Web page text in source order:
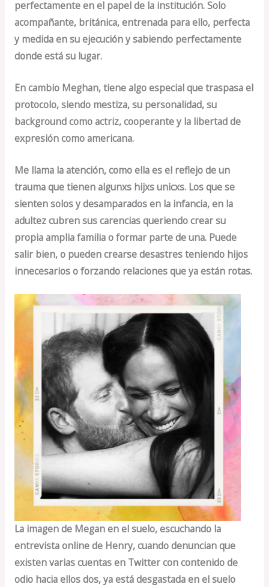
perfectamente en el papel de la institución. Solo
acompañante, británica, entrenada para ello, perfecta
y medida en su ejecución y sabiendo perfectamente
donde está su lugar.
En cambio Meghan, tiene algo especial que traspasa el
protocolo, siendo mestiza, su personalidad, su
background como actriz, cooperante y la libertad de
expresión como americana.
Me llama la atención, como ella es el reflejo de un
trauma que tienen algunxs hijxs unicxs. Los que se
sienten solos y desamparados en la infancia, en la
adultez cubren sus carencias queriendo crear su
propia amplia familia o formar parte de una. Puede
salir bien, o pueden crearse desastres teniendo hijos
innecesarios o forzando relaciones que ya están rotas.
La imagen de Megan en el suelo, escuchando la
entrevista online de Henry, cuando denuncian que
existen varias cuentas en Twitter con contenido de
odio hacia ellos dos, ya está desgastada en el suelo